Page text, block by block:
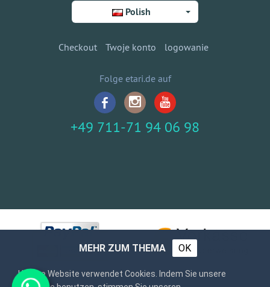
Polish
Checkout Twoje konto logowanie
Folge etari.de auf
+49 711-71 94 06 98
MEHR ZUM THEMA OK
Unsere Website verwendet Cookies. Indem Sie unsere